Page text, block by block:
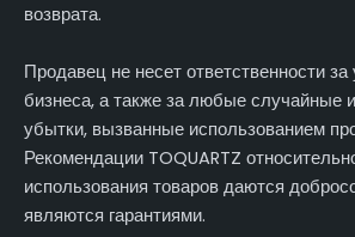
возврата.
Продавец не несет ответственности
бизнеса, а также за любые случайные
убытки, вызванные использованием
Рекомендации TOQUARTZ
использования товаров даются
являются гарантиями.